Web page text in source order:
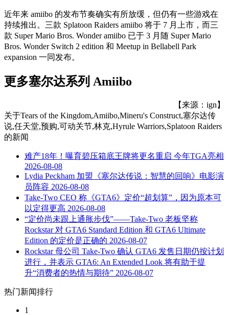
近年来 amiibo 的发布节奏确实有所放缓，但仍有一些游戏在
持续推出。三款 Splatoon Raiders amiibo 将于 7 月上市，而三
款 Super Mario Bros. Wonder amiibo 已于 3 月随 Super Mario
Bros. Wonder Switch 2 edition 和 Meetup in Bellabell Park
expansion 一同发布。
更多塞尔达系列 Amiibo
【来源：ign】
关于Tears of the Kingdom,Amiibo,Mineru's Construct,塞尔达传
说,任天堂,预购,可动关节,林克,Hyrule Warriors,Splatoon Raiders
的新闻
难产18年！曝育碧压箱底王牌将更名重启 今年TGA亮相
2026-08-08
Lydia Peckham 加盟《塞尔达传说：智慧的回响》电影演
员阵容 2026-08-08
Take-Two CEO 称《GTA6》定价“超划算”，因为原本可
以定得更高 2026-08-08
“定价尚未跟上通胀步伐”——Take-Two 老板坚称
Rockstar 对 GTA6 Standard Edition 和 GTA6 Ultimate
Edition 的定价是正确的 2026-08-07
Rockstar 母公司 Take-Two 确认 GTA6 发售日期仍按计划
进行，并表示 GTA6: An Extended Look 将有助于提
升“消费者的热情与期待” 2026-08-07
热门新闻排行
1